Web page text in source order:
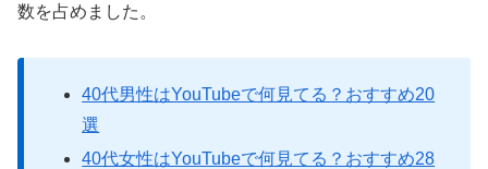
数を占めました。
40代男性はYouTubeで何見てる？おすすめ20
選
40代女性はYouTubeで何見てる？おすすめ28